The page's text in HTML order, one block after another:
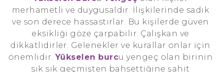
merhametli ve duygusaldır. İlişkilerinde sadık
ve son derece hassastırlar. Bu kişilerde güven
eksikliği göze çarpabilir. Çalışkan ve
dikkatlidirler. Gelenekler ve kurallar onlar için
önemlidir. Yükselen burcu yengeç olan birinin
sık sık geçmişten bahsettiğine şahit